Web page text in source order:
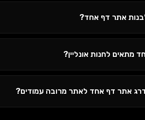
דף אחד?
לחנות אונליין?
אחד לאתר מרובה עמודים?